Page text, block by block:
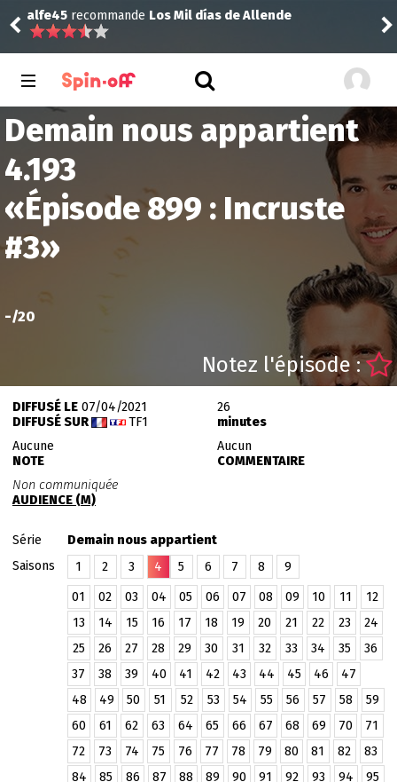
alfe45 recommande Los Mil días de Allende
Demain nous appartient
4.193
«Épisode 899 : Incruste
#3»
-/20
Notez l'épisode :
DIFFUSÉ LE07/04/2021
DIFFUSÉ SUR
TF1
26
minutes
Aucune
NOTE
Aucun
COMMENTAIRE
Non communiquée
AUDIENCE (M)
Série
Demain nous appartient
Saisons
1 2 3 4 5 6 7 8 9
01 02 03 04 05 06 07 08 09 10 11
12
13
14 15 16 17 18 19 20 21 22 23
24
25
26 27 28 29 30 31 32 33 34 35
36
37
38 39 40 41 42 43 44 45 46
47
48
49 50 51 52 53 54 55 56 57 58
59
60
61 62 63 64 65 66 67 68 69 70
71
72
73 74 75 76 77 78 79 80 81 82
83
84
85 86 87 88 89 90 91 92 93 94
95